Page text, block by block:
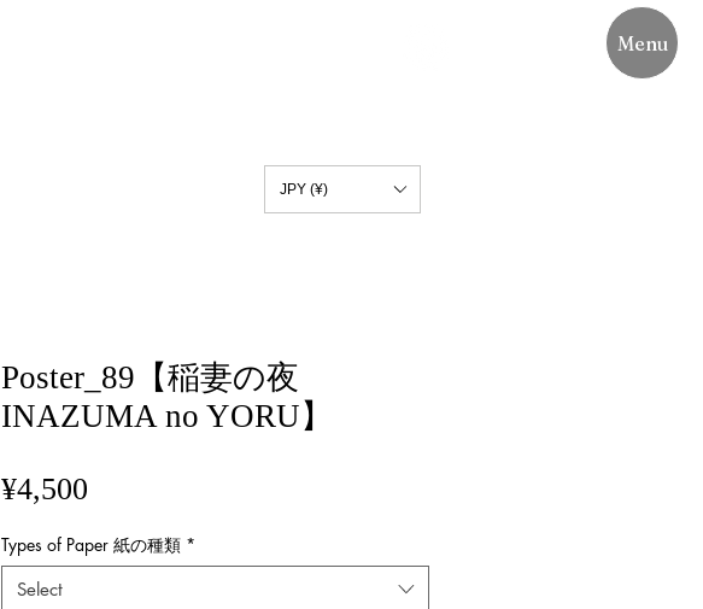
Menu
Poster_89【稲妻の夜
INAZUMA no YORU】
¥4,500
Types of Paper 紙の種類 *
Select
JPY (¥)